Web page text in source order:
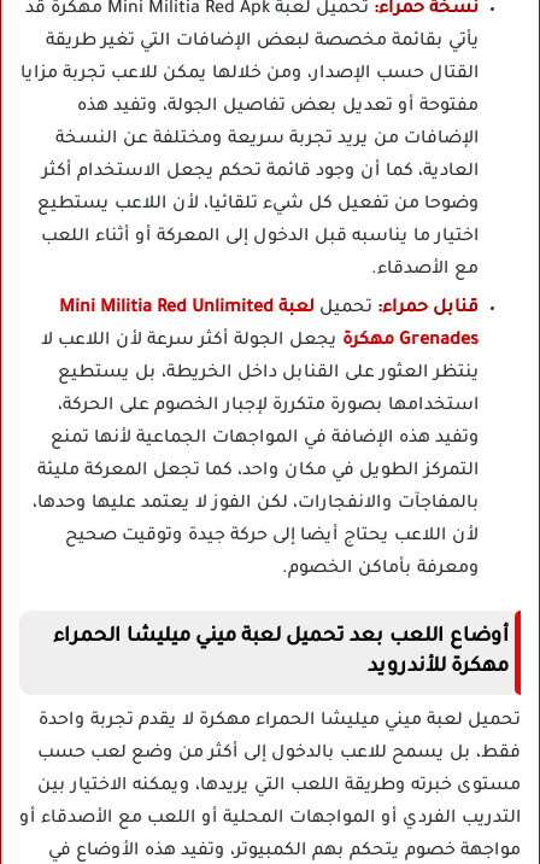
نسخة حمراء:
تحميل لعبة Mini Militia Red Apk مهكرة قد
يأتي بقائمة مخصصة لبعض الإضافات التي تغير طريقة
القتال حسب الإصدار، ومن خلالها يمكن للاعب تجربة مزايا
مفتوحة أو تعديل بعض تفاصيل الجولة، وتفيد هذه
الإضافات من يريد تجربة سريعة ومختلفة عن النسخة
العادية، كما أن وجود قائمة تحكم يجعل الاستخدام أكثر
وضوحا من تفعيل كل شيء تلقائيا، لأن اللاعب يستطيع
اختيار ما يناسبه قبل الدخول إلى المعركة أو أثناء اللعب
مع الأصدقاء.
قنابل حمراء: تحميل
لعبة Mini Militia Red Unlimited
Grenades مهكرة
يجعل الجولة أكثر سرعة لأن اللاعب لا
ينتظر العثور على القنابل داخل الخريطة، بل يستطيع
استخدامها بصورة متكررة لإجبار الخصوم على الحركة،
وتفيد هذه الإضافة في المواجهات الجماعية لأنها تمنع
التمركز الطويل في مكان واحد، كما تجعل المعركة مليئة
بالمفاجآت والانفجارات، لكن الفوز لا يعتمد عليها وحدها،
لأن اللاعب يحتاج أيضا إلى حركة جيدة وتوقيت صحيح
ومعرفة بأماكن الخصوم.
أوضاع اللعب بعد تحميل لعبة ميني ميليشا الحمراء
مهكرة للأندرويد
تحميل لعبة ميني ميليشا الحمراء مهكرة لا يقدم تجربة واحدة
فقط، بل يسمح للاعب بالدخول إلى أكثر من وضع لعب حسب
مستوى خبرته وطريقة اللعب التي يريدها، ويمكنه الاختيار بين
التدريب الفردي أو المواجهات المحلية أو اللعب مع الأصدقاء أو
مواجهة خصوم يتحكم بهم الكمبيوتر، وتفيد هذه الأوضاع في